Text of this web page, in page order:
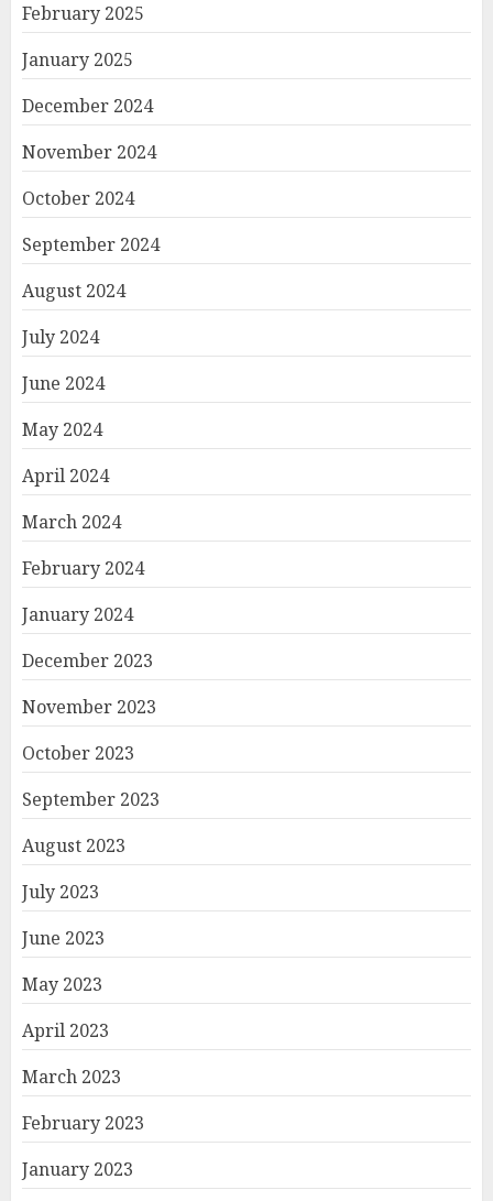
February 2025
January 2025
December 2024
November 2024
October 2024
September 2024
August 2024
July 2024
June 2024
May 2024
April 2024
March 2024
February 2024
January 2024
December 2023
November 2023
October 2023
September 2023
August 2023
July 2023
June 2023
May 2023
April 2023
March 2023
February 2023
January 2023